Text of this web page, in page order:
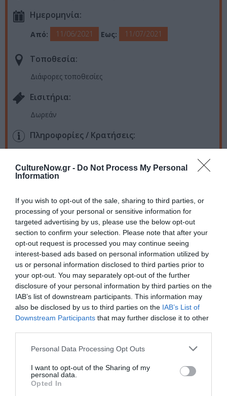
CultureNow.gr - Do Not Process My Personal
Information
If you wish to opt-out of the sale, sharing to third parties, or
processing of your personal or sensitive information for
targeted advertising by us, please use the below opt-out
section to confirm your selection. Please note that after your
opt-out request is processed you may continue seeing
interest-based ads based on personal information utilized by
us or personal information disclosed to third parties prior to
your opt-out. You may separately opt-out of the further
disclosure of your personal information by third parties on the
IAB’s list of downstream participants. This information may
also be disclosed by us to third parties on the IAB’s List of
Downstream Participants that may further disclose it to other
Personal Data Processing Opt Outs
I want to opt-out of the Sharing of my
personal data.
Opted In
Ημερομηνία:
Από: 11/06/2021 Εως: 11/07/2021
Τοποθεσία:
Διάφορες τοποθεσίες
Eισιτήρια:
Δωρεάν
Πληροφορίες / Κρατήσεις:
Ακολουθήστε το Culturenow.gr στο
Δείτε όλα τα τελευταία νέαγια την Τέχνη και τον
Πολιτισμό στο
Culturenow.gr
Νέοι Διαγωνισμοί❯
Tags
ΑΓΓΕΛΟΣ ΣΙΚΕΛΙΑΝΟΣ
ΑΝΑΚΟΙΝΩΣΕΙΣ
ΔΩΡΕΑΝ ΕΚΔΗΛΩΣΕΙΣ
ΙΟΥΛΙΤΑ ΗΛΙΟΠΟΥΛΟΥ
ΡΟΥΛΑ ΠΑΤΕΡΑΚΗ
ΧΡΗΣΤΟΣ ΧΩΜΕΝΙΔΗΣ
Newsletter
Κάθε βδομάδα στο e-mail σας τα τελευταία νέα για
την Τέχνη και τον Πολιτισμό!